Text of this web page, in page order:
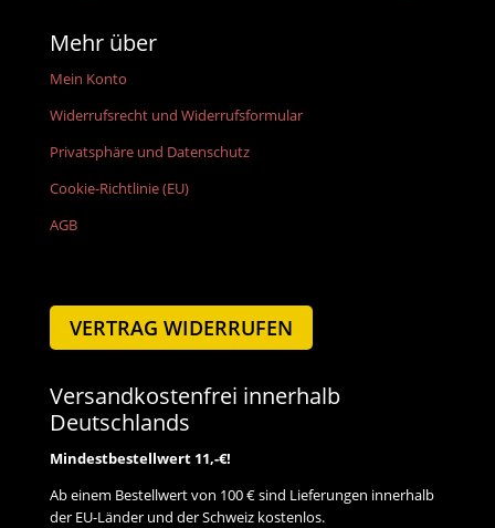
Mehr über
Mein Konto
Widerrufsrecht und Widerrufsformular
Privatsphäre und Datenschutz
Cookie-Richtlinie (EU)
AGB
VERTRAG WIDERRUFEN
Versandkostenfrei innerhalb
Deutschlands
Mindestbestellwert 11,-€!
Ab einem Bestellwert von 100 € sind Lieferungen innerhalb
der EU-Länder und der Schweiz kostenlos.